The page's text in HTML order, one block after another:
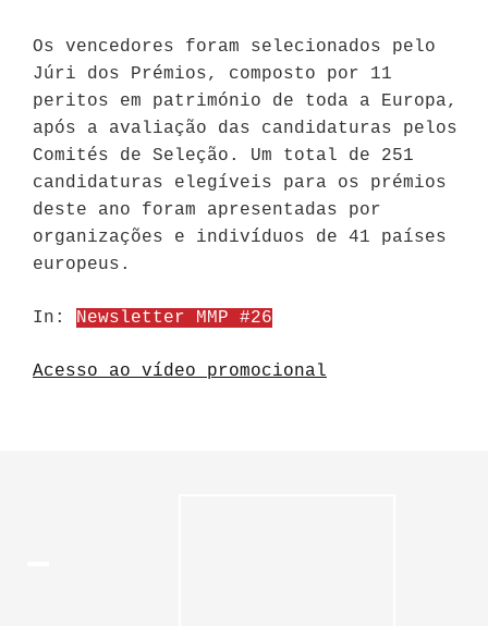
Os vencedores foram selecionados pelo
Júri dos Prémios, composto por 11
peritos em património de toda a Europa,
após a avaliação das candidaturas pelos
Comités de Seleção. Um total de 251
candidaturas elegíveis para os prémios
deste ano foram apresentadas por
organizações e indivíduos de 41 países
europeus.
In: Newsletter MMP #26
Acesso ao vídeo promocional